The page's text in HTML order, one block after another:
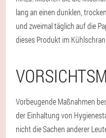
lang an einen dunklen,
und zweimal täglich auf die
dieses Produkt im
Vorbeugende Maßnahmen
der Einhaltung von
nicht die Sachen anderer